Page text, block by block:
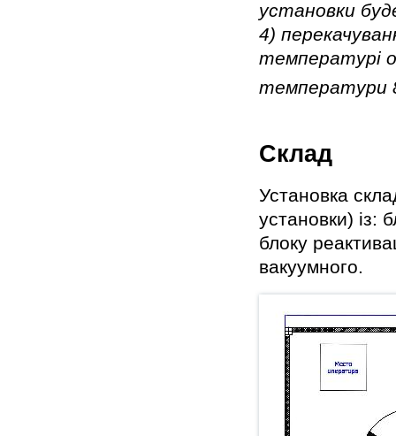
установки
4)
температурі
температури
Склад
Установка
установки) із:
блоку
вакуумного.